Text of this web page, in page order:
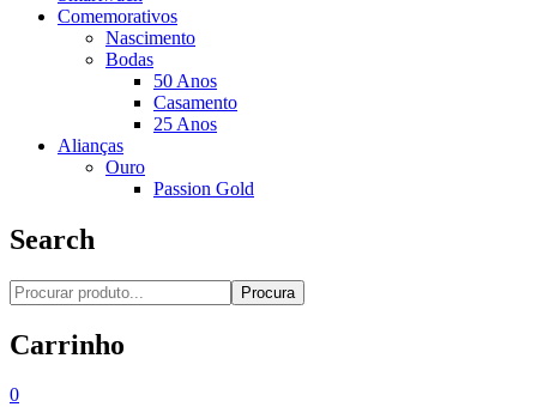
Comemorativos
Nascimento
Bodas
50 Anos
Casamento
25 Anos
Alianças
Ouro
Passion Gold
Search
Procura
Carrinho
0